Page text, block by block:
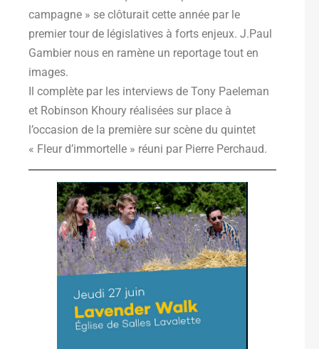
campagne » se clôturait cette année par le
premier tour de législatives à forts enjeux. J.Paul
Gambier nous en ramène un reportage tout en
images.
Il complète par les interviews de Tony Paeleman
et Robinson Khoury réalisées sur place à
l’occasion de la première sur scène du quintet
« Fleur d’immortelle » réuni par Pierre Perchaud.